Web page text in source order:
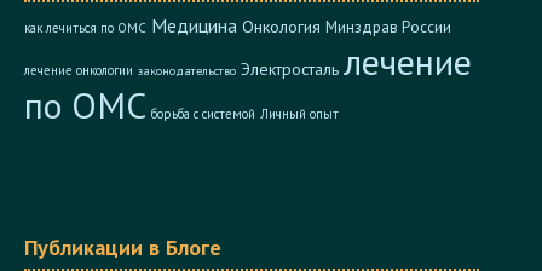
как лечиться по ОМС Медицина Онкология Минздрав России
лечение онкологии законодательство Электросталь лечение
по ОМС борьба с системой Личный опыт
Публикации в Блоге